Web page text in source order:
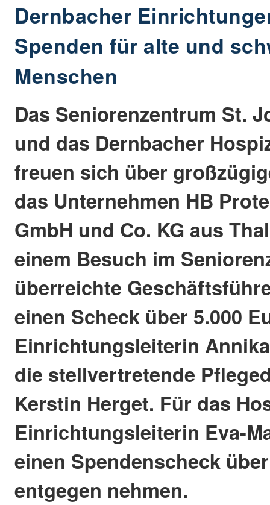
Dernbacher
Spenden für alte und
Menschen
Das Seniorenzentrum St.
und das Dernbacher
freuen sich über
das Unternehmen HB
GmbH und Co. KG aus
einem Besuch im
überreichte
einen Scheck über 5.000
Einrichtungsleiterin
die stellvertretende
Kerstin Herget. Für das
Einrichtungsleiterin Eva-
einen Spendenscheck
entgegen nehmen.